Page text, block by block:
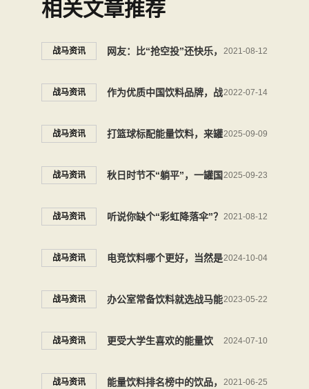
相关文章推荐
战马资讯 网友：比“抢空投”还快乐，
优质能量饮料入局的新玩法
2021-08-12
战马资讯 作为优质中国饮料品牌，战
马能量型维生素饮料与年轻
2022-07-14
战马资讯 打篮球标配能量饮料，来罐
战马点燃球场高光时刻
2025-09-09
战马资讯 秋日时节不“躺平”，一罐国
产能量饮料战马燃炸户外
2025-09-23
战马资讯 听说你缺个“彩虹降落伞”？
战马和平精英联动道具心动
2021-08-12
战马资讯 电竞饮料哪个更好，当然是
电竞第一罐战马啦
2024-10-04
战马资讯 办公室常备饮料就选战马能
量饮料，有利于恢复状态，
2023-05-22
战马资讯 更受大学生喜欢的能量饮
料，战马助力青春腾飞
2024-07-10
战马资讯 能量饮料排名榜中的饮品， 2021-06-25